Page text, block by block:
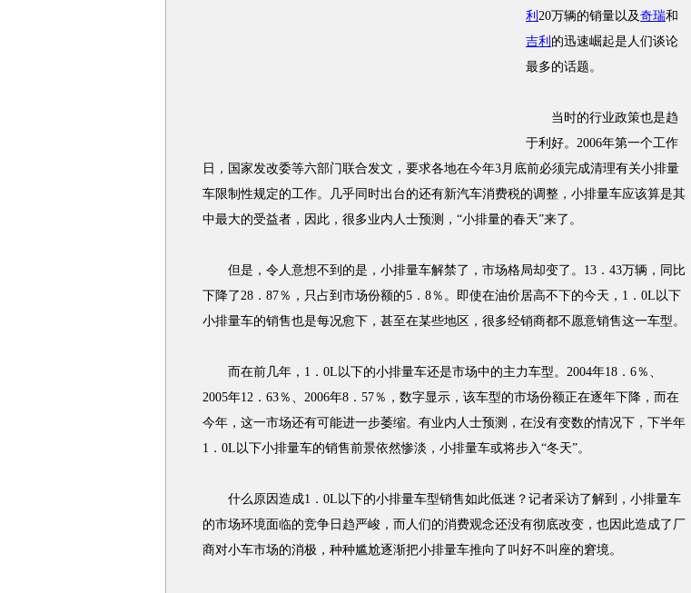
利 20万辆的销量以及奇瑞和
吉利 的迅速崛起是人们谈论
最多的话题。
当时的行业政策也是趋
于利好。2006年第一个工作
日，国家发改委等六部门联合发文，要求各地在今年3月底前必须完成清理有关小排量
车限制性规定的工作。几乎同时出台的还有新汽车消费税的调整，小排量车应该算是其
中最大的受益者，因此，很多业内人士预测，“小排量的春天”来了。
但是，令人意想不到的是，小排量车解禁了，市场格局却变了。13．43万辆，同比
下降了28．87％，只占到市场份额的5．8％。即使在油价居高不下的今天，1．0L以下
小排量车的销售也是每况愈下，甚至在某些地区，很多经销商都不愿意销售这一车型。
而在前几年，1．0L以下的小排量车还是市场中的主力车型。2004年18．6％、
2005年12．63％、2006年8．57％，数字显示，该车型的市场份额正在逐年下降，而在
今年，这一市场还有可能进一步萎缩。有业内人士预测，在没有变数的情况下，下半年
1．0L以下小排量车的销售前景依然惨淡，小排量车或将步入“冬天”。
什么原因造成1．0L以下的小排量车型销售如此低迷？记者采访了解到，小排量车
的市场环境面临的竞争日趋严峻，而人们的消费观念还没有彻底改变，也因此造成了厂
商对小车市场的消极，种种尴尬逐渐把小排量车推向了叫好不叫座的窘境。